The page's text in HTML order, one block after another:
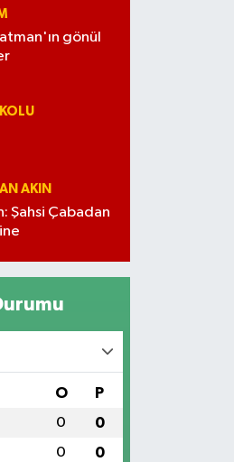
gönül
AKIN
Şahsi Çabadan
O P
0 0
0 0